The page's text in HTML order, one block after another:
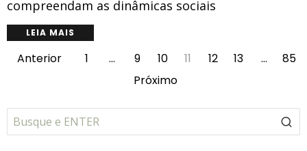
compreendam as dinâmicas sociais
LEIA MAIS
Anterior 1 … 9 10 11 12 13 …
85
Próximo